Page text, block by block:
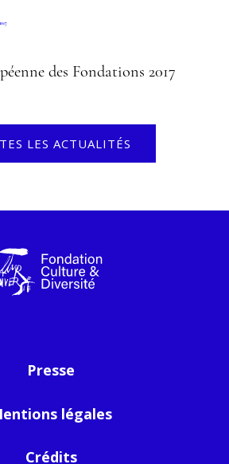
des Fondations 2017
LES ACTUALITÉS
Presse
légales
Crédits